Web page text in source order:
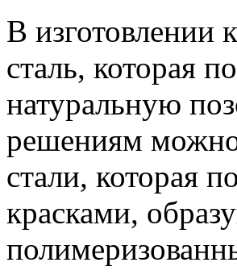
В
сталь, которая
натуральную
решениям можно
стали, которая
красками,